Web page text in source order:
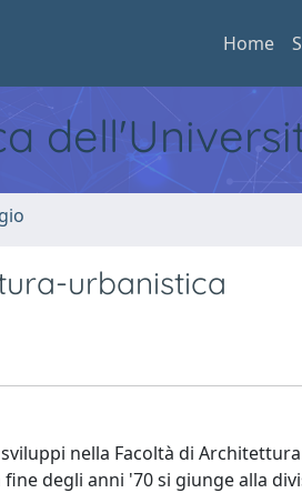
Home
urbanistica
nella Facoltà di
degli anni '70 si giunge alla